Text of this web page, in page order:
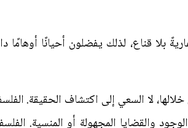
بلا قناع، لذلك يفضلون أحيانًا أوهامًا
لا السعي إلى اكتشاف الحقيقة.
والقضايا المجهولة أو المنسية.